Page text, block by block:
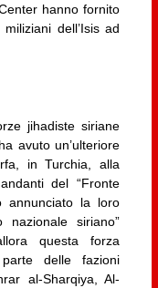
hanno fornito
dell’Isis ad
jihadiste siriane
avuto un’ulteriore
in Turchia, alla
del “Fronte
annunciato la loro
nazionale siriano”
questa forza
delle fazioni
al-Sharqiya, Al-